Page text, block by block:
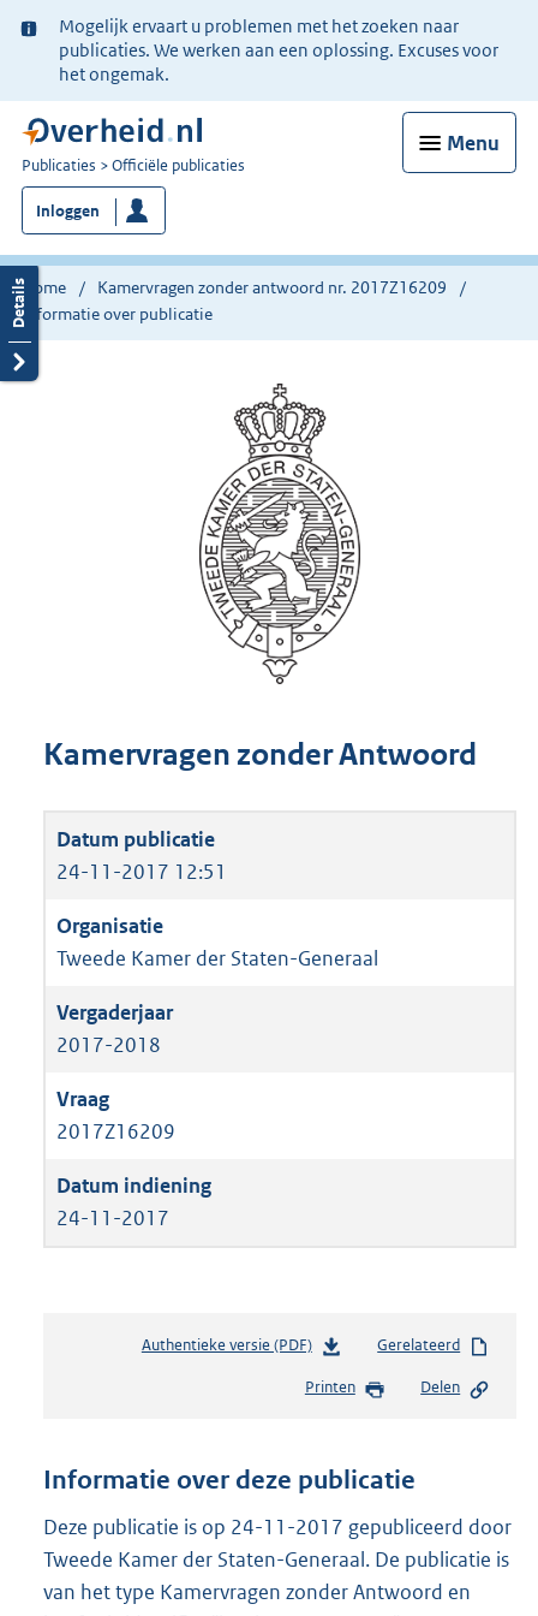
Ter
informatie:
Mogelijk ervaart u problemen met het zoeken naar
publicaties. We werken aan een oplossing. Excuses voor
het ongemak.
Menu
U
bent
nu
hier:
Publicaties Officiële publicaties
Inloggen
Home
Kamervragen zonder antwoord nr. 2017Z16209
Informatie over publicatie
Kamervragen zonder Antwoord
24-11-2017 12:51
Tweede Kamer der Staten-Generaal
2017-2018
2017Z16209
24-11-2017
Authentieke versie (PDF)b
s
n
s
r
o
Gerelateerd
Printen Delen
Informatie over deze publicatie
Deze publicatie is op 24-11-2017 gepubliceerd door
Tweede Kamer der Staten-Generaal. De publicatie is
van het type Kamervragen zonder Antwoord en